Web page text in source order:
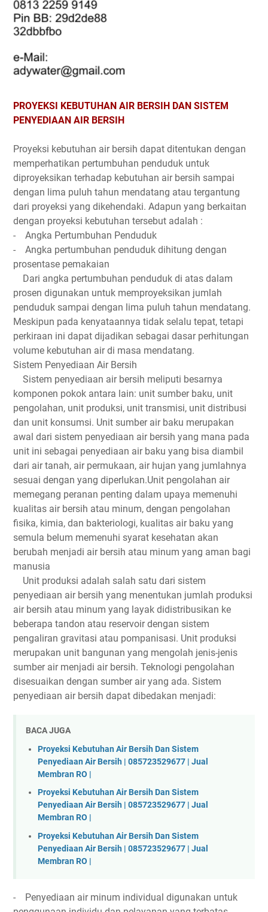
PROYEKSI KEBUTUHAN AIR BERSIH DAN SISTEM
PENYEDIAAN AIR BERSIH
Proyeksi kebutuhan air bersih dapat ditentukan dengan
memperhatikan pertumbuhan penduduk untuk
diproyeksikan terhadap kebutuhan air bersih sampai
dengan lima puluh tahun mendatang atau tergantung
dari proyeksi yang dikehendaki. Adapun yang berkaitan
dengan proyeksi kebutuhan tersebut adalah :
- Angka Pertumbuhan Penduduk
- Angka pertumbuhan penduduk dihitung dengan
prosentase pemakaian
Dari angka pertumbuhan penduduk di atas dalam
prosen digunakan untuk memproyeksikan jumlah
penduduk sampai dengan lima puluh tahun mendatang.
Meskipun pada kenyataannya tidak selalu tepat, tetapi
perkiraan ini dapat dijadikan sebagai dasar perhitungan
volume kebutuhan air di masa mendatang.
Sistem Penyediaan Air Bersih
Sistem penyediaan air bersih meliputi besarnya
komponen pokok antara lain: unit sumber baku, unit
pengolahan, unit produksi, unit transmisi, unit distribusi
dan unit konsumsi. Unit sumber air baku merupakan
awal dari sistem penyediaan air bersih yang mana pada
unit ini sebagai penyediaan air baku yang bisa diambil
dari air tanah, air permukaan, air hujan yang jumlahnya
sesuai dengan yang diperlukan.Unit pengolahan air
memegang peranan penting dalam upaya memenuhi
kualitas air bersih atau minum, dengan pengolahan
fisika, kimia, dan bakteriologi, kualitas air baku yang
semula belum memenuhi syarat kesehatan akan
berubah menjadi air bersih atau minum yang aman bagi
manusia
Unit produksi adalah salah satu dari sistem
penyediaan air bersih yang menentukan jumlah produksi
air bersih atau minum yang layak didistribusikan ke
beberapa tandon atau reservoir dengan sistem
pengaliran gravitasi atau pompanisasi. Unit produksi
merupakan unit bangunan yang mengolah jenis-jenis
sumber air menjadi air bersih. Teknologi pengolahan
disesuaikan dengan sumber air yang ada. Sistem
penyediaan air bersih dapat dibedakan menjadi:
BACA JUGA
Proyeksi Kebutuhan Air Bersih Dan Sistem
Penyediaan Air Bersih | 085723529677 | Jual
Membran RO |
Proyeksi Kebutuhan Air Bersih Dan Sistem
Penyediaan Air Bersih | 085723529677 | Jual
Membran RO |
Proyeksi Kebutuhan Air Bersih Dan Sistem
Penyediaan Air Bersih | 085723529677 | Jual
Membran RO |
- Penyediaan air minum individual digunakan untuk